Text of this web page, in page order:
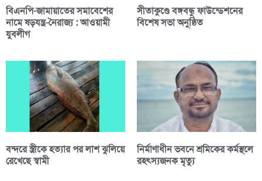
বিএনপি-জামায়াতের সমাবেশের
নামে ষড়যন্ত্র-নৈরাজ্য : আওয়ামী
যুবলীগ
সীতাকুণ্ডে বঙ্গবন্ধু ফাউন্ডেশনের
বিশেষ সভা অনুষ্ঠিত
বন্দরে স্ত্রীকে হত্যার পর লাশ ঝুলিয়ে
রেখেছে স্বামী
নির্মাণাধীন ভবনে শ্রমিকের কর্মস্থলে
রহৎস্যজনক মৃত্যু